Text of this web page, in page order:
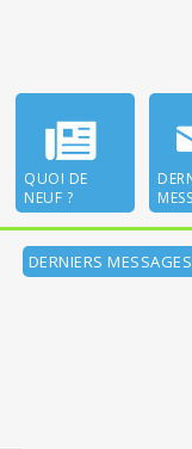
QUOI DE
NEUF ?
DERNIERS MESSAGES